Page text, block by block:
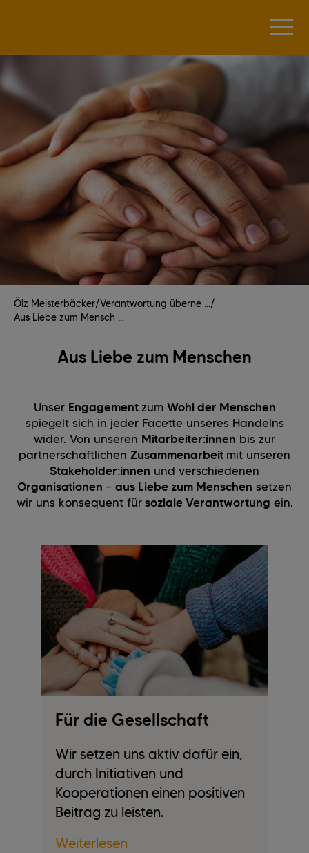
Ölz Meisterbäcker/Verantwortung überne .../
Aus Liebe zum Mensch ...
Aus Liebe zum Menschen
Unser Engagement zum Wohl der Menschen
spiegelt sich in jeder Facette unseres Handelns
wider. Von unseren Mitarbeiter:innen bis zur
partnerschaftlichen Zusammenarbeit mit unseren
Stakeholder:innen und verschiedenen
Organisationen – aus Liebe zum Menschen setzen
wir uns konsequent fürsoziale Verantwortung ein.
Für die Gesellschaft
Wir setzen uns aktiv dafür ein,
durch Initiativen und
Kooperationen einen positiven
Beitrag zu leisten.
Weiterlesen